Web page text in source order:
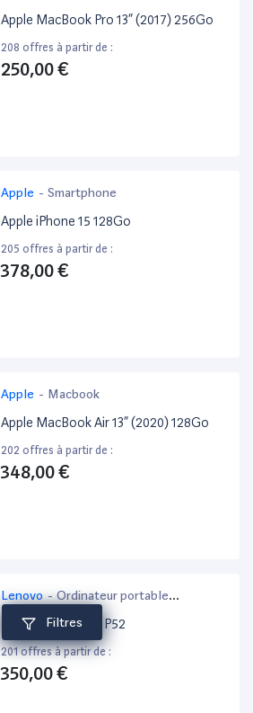
Filtres
Apple MacBook Pro 13” (2017) 256Go
208 offres à partir de :
250,00 €
Apple - Smartphone
Apple iPhone 15 128Go
205 offres à partir de :
378,00 €
Apple - Macbook
Apple MacBook Air 13” (2020) 128Go
202 offres à partir de :
348,00 €
Lenovo- Ordinateur portable
bureautique
Lenovo ThinkPad P52
201 offres à partir de :
350,00 €